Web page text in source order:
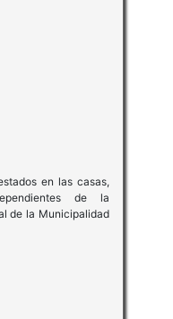
en las casas,
de la
de la Municipalidad